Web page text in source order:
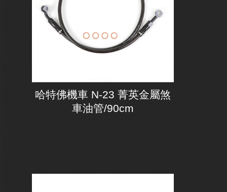
哈特佛機車 N-23 菁英金屬煞
車油管/90cm